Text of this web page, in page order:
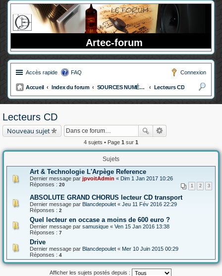
Artec-forum
Accès rapide FAQ Connexion
Accueil Index du forum SOURCES NUMÉRIQUES
Lecteurs CD
ec
Lecteurs CD
Nouveau sujet
4 sujets • Page 1 sur 1
Sujets
Art & Technologie L'Arpège Reference
Dernier message par jpvoitAdmin « Dim 1 Jan 2017 10:26
Réponses : 20 1 2 3
ABSOLUTE GRAND CHORUS lecteur CD transport
Dernier message par Blancdepoulet « Jeu 11 Fév 2016 22:29
Réponses : 2
Quel lecteur en occase a moins de 600 euro ?
Dernier message par samusique « Ven 15 Jan 2016 13:38
Réponses : 7
Drive
Dernier message par Blancdepoulet « Mer 10 Juin 2015 00:29
Réponses : 4
Afficher les sujets postés depuis :